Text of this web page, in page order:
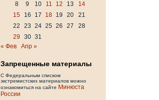
8
9 10 11 12 13
14
15
16 17 18 19 20
21
22
23 24 25 26 27
28
29
30 31
« Фев
Апр »
Запрещенные материалы
С Федеральным списком
экстремистских материалов можно
ознакомиться на сайте Минюста
России